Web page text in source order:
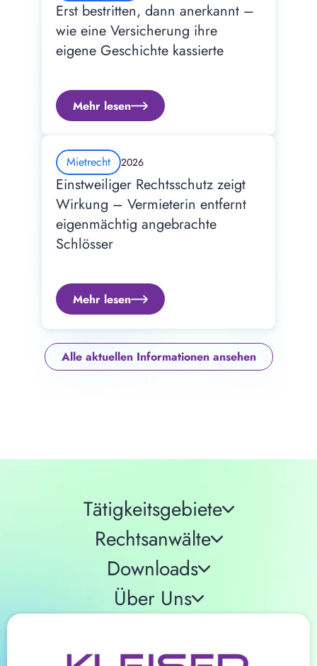
Erst bestritten, dann anerkannt –
wie eine Versicherung ihre
eigene Geschichte kassierte
Mehr lesen
Mietrecht 2026
Einstweiliger Rechtsschutz zeigt
Wirkung – Vermieterin entfernt
eigenmächtig angebrachte
Schlösser
Mehr lesen
Alle aktuellen Informationen ansehen
Tätigkeitsgebiete
Rechtsanwälte
Downloads
Über Uns